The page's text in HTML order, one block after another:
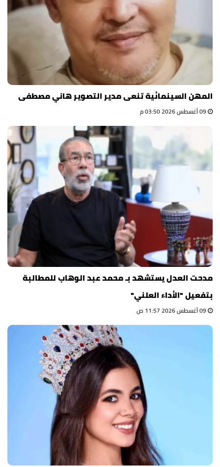
المهن السينمائية تنعى مدير التصوير هاني مصطفى
مدحت العدل يستشهد بـ محمد عبد الوهاب للمطالبة
بتفعيل "الأداء العلني"